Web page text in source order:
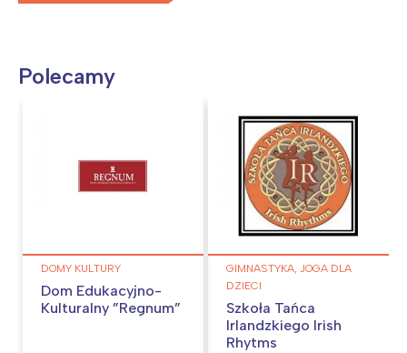
Polecamy
DOMY KULTURY
Dom Edukacyjno-
Kulturalny ”Regnum”
GIMNASTYKA, JOGA DLA
DZIECI
Szkoła Tańca
Irlandzkiego Irish
Rhytms